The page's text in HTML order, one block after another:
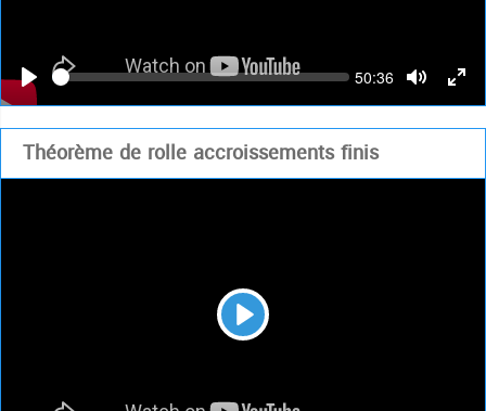
Play
Seek Current
50:36
Mute
Théorème de rolle accroissements finis
Play